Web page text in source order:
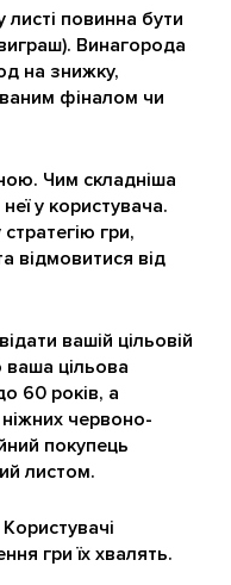
повинна бути
Винагорода
на знижку,
фіналом чи
Чим складніша
у користувача.
гри,
відмовитися від
вашій цільовій
ваша цільова
60 років, а
червоно-
покупець
листом.
гри їх хвалять.